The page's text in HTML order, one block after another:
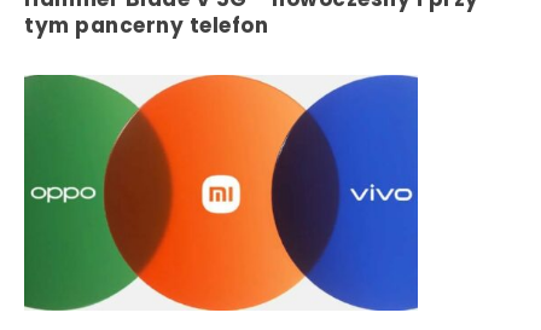
tym pancerny telefon